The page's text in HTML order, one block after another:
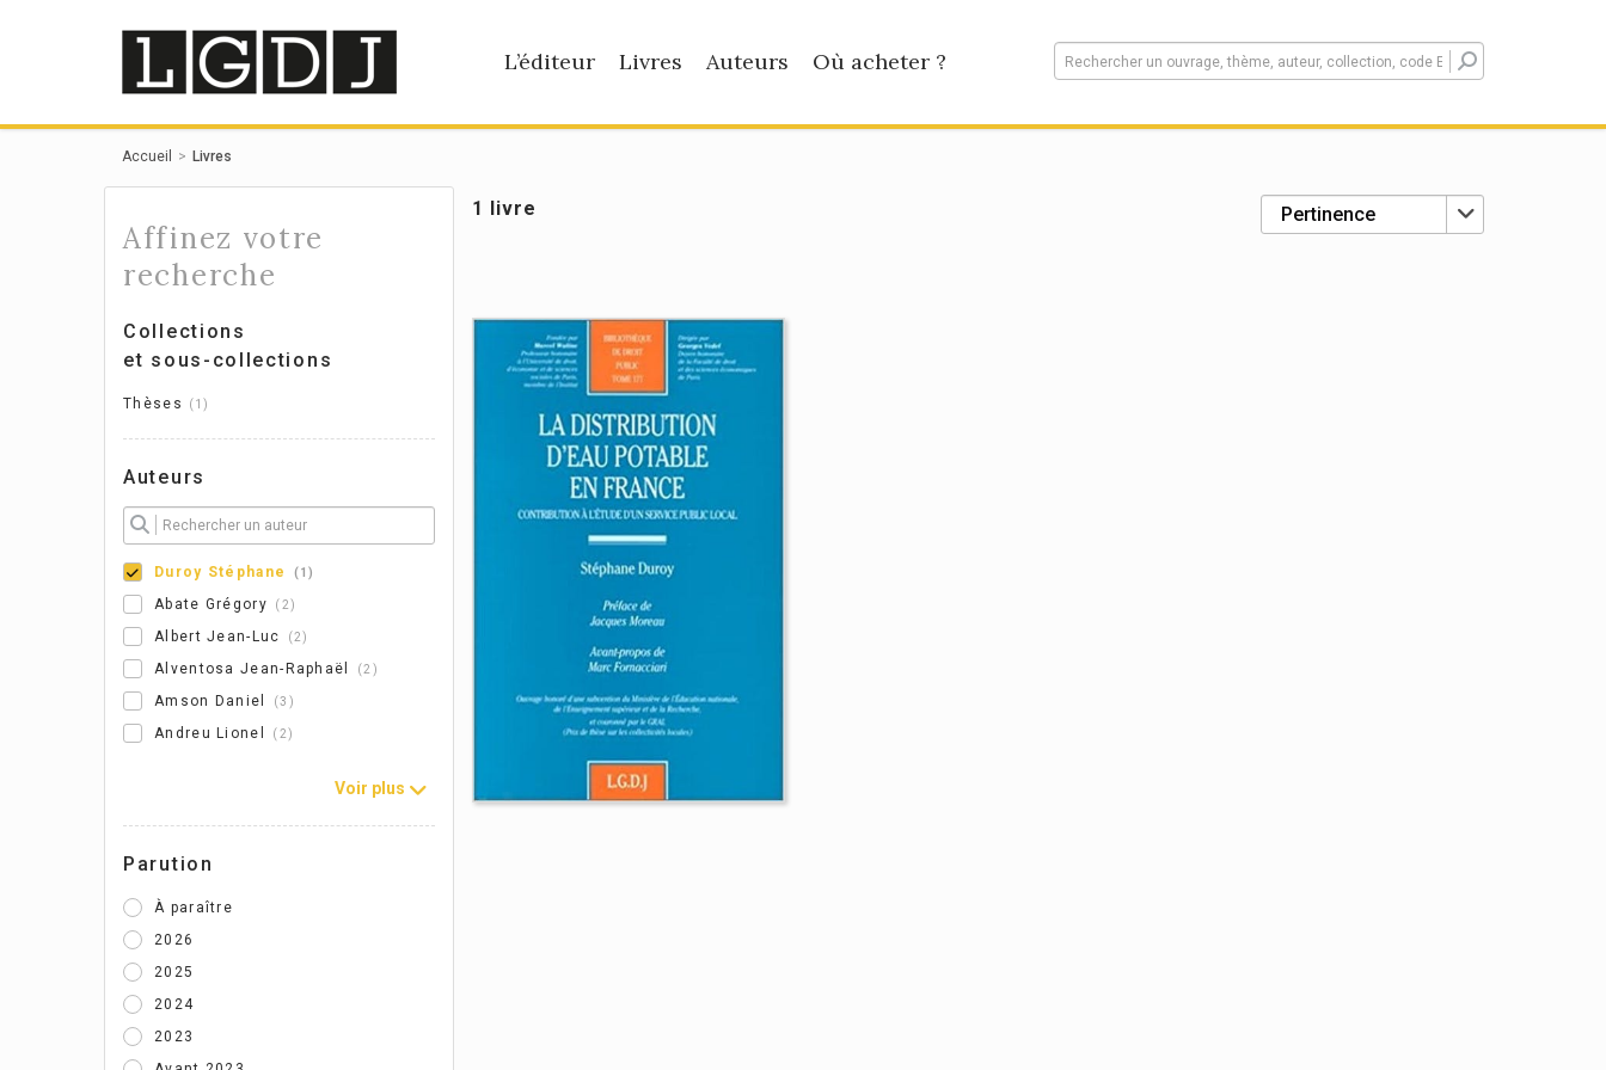
L’éditeur Livres Auteurs Où acheter ?
Accueil Livres
Affinez votre
recherche
Collections
et sous-collections
Thèses 1
Auteurs
Duroy Stéphane 1
Abate Grégory 2
Albert Jean-Luc 2
Alventosa Jean-Raphaël 2
Amson Daniel 3
Andreu Lionel 2
Voir plus
Parution
À paraître
2026
2025
2024
2023
1 livre